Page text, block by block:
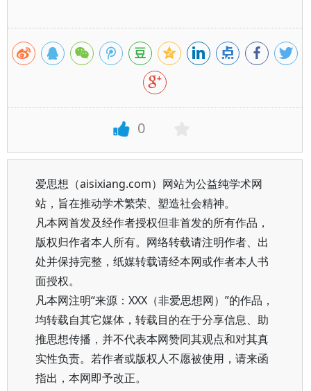
0
爱思想（aisixiang.com）网站为公益纯学术网
站，旨在推动学术繁荣、塑造社会精神。
凡本网首发及经作者授权但非首发的所有作品，
版权归作者本人所有。网络转载请注明作者、出
处并保持完整，纸媒转载请经本网或作者本人书
面授权。
凡本网注明“来源：XXX（非爱思想网）”的作品，
均转载自其它媒体，转载目的在于分享信息、助
推思想传播，并不代表本网赞同其观点和对其真
实性负责。若作者或版权人不愿被使用，请来函
指出，本网即予改正。